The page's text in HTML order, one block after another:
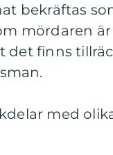
bekräftas
mördaren
det finns
med